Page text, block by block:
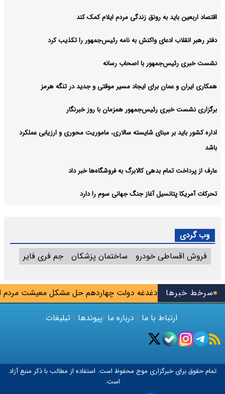
سرخط خبرها
مهم‌ترین دغدغه دولت چهاردهم حل مشکل معیشت مردم
اقتصاد اربعین باید به رونق زندگی مردم ایلام کمک کند
دفتر رهبر انقلاب ادعای واکنش به نامه رئیس‌جمهور را تکذیب کرد
نشست خبری رئیس‌جمهور با اصحاب رسانه
همکاری ایران و عمان برای ایجاد مسیر موقتی و جدید در تنگه هرمز
برگزاری نشست خبری رئیس‌جمهور همزمان با روز خبرنگار
اداره کشور باید بر مبنای شایسته سالاری، ماموریت محوری و ارزیابی عملکرد
باشد
عارف از پرداخت تمام بدهی کالابرگ به فروشگاه‌ها خبر داد
تحرکات آمریکا پتانسیل آغاز جنگ جهانی سوم را دارد
وب گردی
فروش اقساطی خودرو
ساختمان پزشکان جم فری فایر
ارتباط با ما | درباره ما |پیوندها | تبلیغات
تمام حقوق برای خبرگزاری موج محفوظ است. استفاده از مطالب با ذکر منبع آزاد
است.